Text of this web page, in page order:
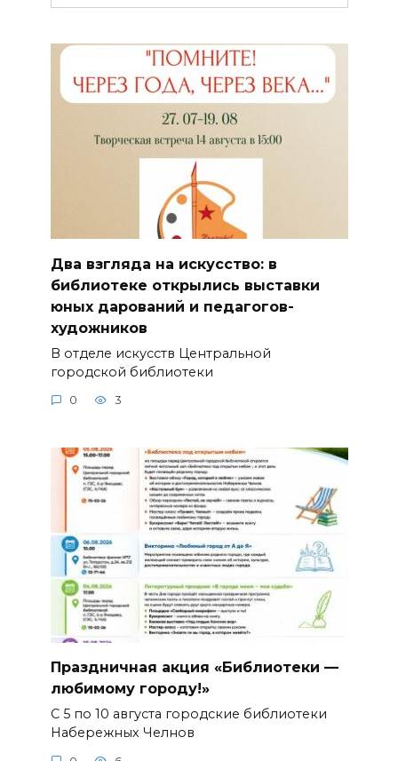
Два взгляда на искусство: в
библиотеке открылись выставки
юных дарований и педагогов-
художников
В отделе искусств Центральной
городской библиотеки
0 3
Праздничная акция «Библиотеки —
любимому городу!»
С 5 по 10 августа городские библиотеки
Набережных Челнов